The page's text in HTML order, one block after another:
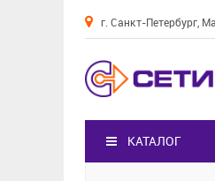
г. Санкт-Петербург,
КАТАЛОГ